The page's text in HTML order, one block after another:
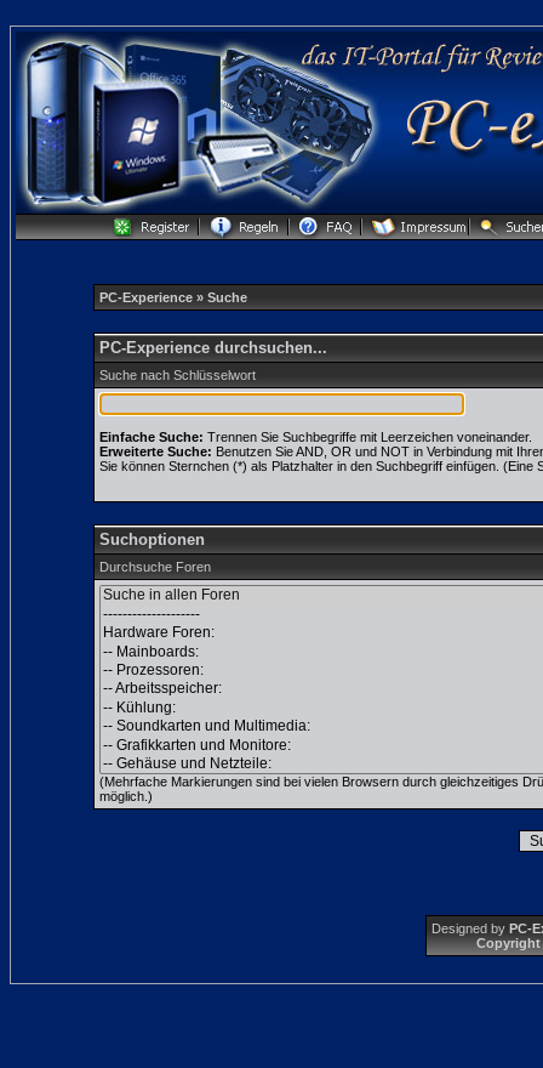
PC-Experience » Suche
PC-Experience durchsuchen...
Suche nach Schlüsselwort
Einfache Suche: Trennen Sie Suchbegriffe mit Leerzeichen voneinander.
Erweiterte Suche: Benutzen Sie AND, OR und NOT in Verbindung mit
Sie können Sternchen (*) als Platzhalter in den Suchbegriff einfügen. (Eine
Suchoptionen
Durchsuche Foren
(Mehrfache Markierungen sind bei vielen Browsern durch gleichzeitiges
möglich.)
Designed by PC-
Copyright